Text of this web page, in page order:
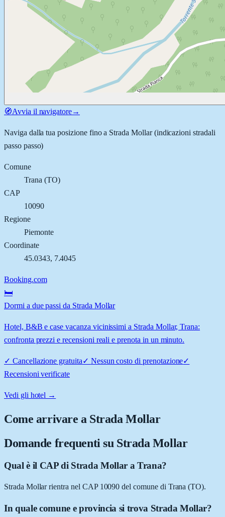
🧭Avvia il navigatore→
Naviga dalla tua posizione fino a Strada Mollar(indicazioni stradali
passo passo)
Comune
Trana (TO)
CAP
10090
Regione
Piemonte
Coordinate
45.0343, 7.4045
Booking.com
🛏️
Dormi a due passi da Strada Mollar
Hotel, B&B e case vacanza vicinissimi a Strada Mollar, Trana:
confronta prezzi e recensioni reali e prenota in un minuto.
✓ Cancellazione gratuita✓ Nessun costo di prenotazione✓
Recensioni verificate
Vedi gli hotel →
Come arrivare a Strada Mollar
Domande frequenti su Strada Mollar
Qual è il CAP di Strada Mollar a Trana?
Strada Mollar rientra nel CAP 10090 del comune di Trana (TO).
In quale comune e provincia si trova Strada Mollar?